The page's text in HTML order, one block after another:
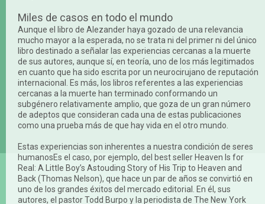
Miles de casos en todo el mundo
Aunque el libro de Alezander haya gozado de una relevancia
mucho mayor a la esperada, no se trata ni del primer ni del único
libro destinado a señalar las experiencias cercanas a la muerte
de sus autores, aunque sí, en teoría, uno de los más legitimados
en cuanto que ha sido escrita por un neurocirujano de reputación
internacional. Es más, los libros referentes a las experiencias
cercanas a la muerte han terminado conformando un
subgénero relativamente amplio, que goza de un gran número
de adeptos que consideran cada una de estas publicaciones
como una prueba más de que hay vida en el otro mundo.
Estas experiencias son inherentes a nuestra condición de seres
humanosEs el caso, por ejemplo, del best seller Heaven Is for
Real: A Little Boy’s Astouding Story of His Trip to Heaven and
Back (Thomas Nelson), que hace un par de años se convirtió en
uno de los grandes éxitos del mercado editorial. En él, sus
autores, el pastor Todd Burpo y la periodista de The New York